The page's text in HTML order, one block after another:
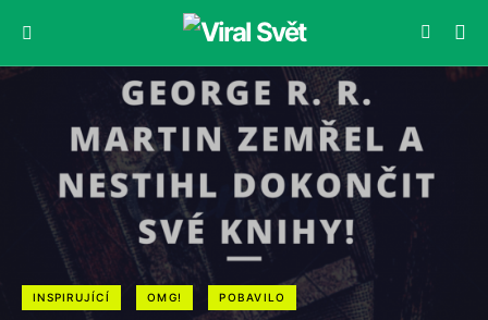
INSPIRUJÍCÍ OMG! POBAVILO